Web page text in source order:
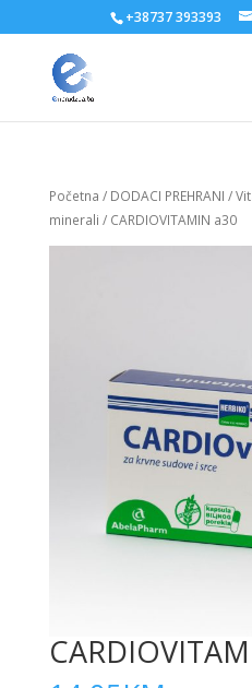
+38737 393393
Početna / DODACI PREHRANI /
minerali / CARDIOVITAMIN a30